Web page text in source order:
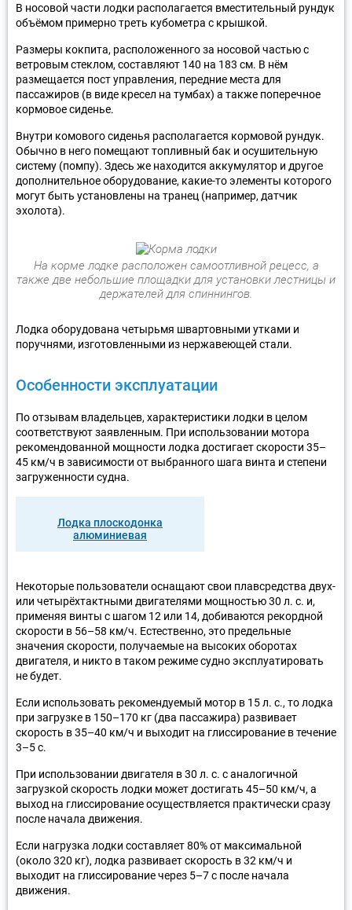
В носовой части лодки располагается вместительный рундук
объёмом примерно треть кубометра с крышкой.
Размеры кокпита, расположенного за носовой частью с
ветровым стеклом, составляют 140 на 183 см. В нём
размещается пост управления, передние места для
пассажиров (в виде кресел на тумбах) а также поперечное
кормовое сиденье.
Внутри комового сиденья располагается кормовой рундук.
Обычно в него помещают топливный бак и осушительную
систему (помпу). Здесь же находится аккумулятор и другое
дополнительное оборудование, какие-то элементы которого
могут быть установлены на транец (например, датчик
эхолота).
На корме лодке расположен самоотливной рецесс, а
также две небольшие площадки для установки лестницы и
держателей для спиннингов.
Лодка оборудована четырьмя швартовными утками и
поручнями, изготовленными из нержавеющей стали.
Особенности эксплуатации
По отзывам владельцев, характеристики лодки в целом
соответствуют заявленным. При использовании мотора
рекомендованной мощности лодка достигает скорости 35–
45 км/ч в зависимости от выбранного шага винта и степени
загруженности судна.
Лодка плоскодонка
алюминиевая
Некоторые пользователи оснащают свои плавсредства двух-
или четырёхтактными двигателями мощностью 30 л. с. и,
применяя винты с шагом 12 или 14, добиваются рекордной
скорости в 56–58 км/ч. Естественно, это предельные
значения скорости, получаемые на высоких оборотах
двигателя, и никто в таком режиме судно эксплуатировать
не будет.
Если использовать рекомендуемый мотор в 15 л. с., то лодка
при загрузке в 150–170 кг (два пассажира) развивает
скорость в 35–40 км/ч и выходит на глиссирование в течение
3–5 с.
При использовании двигателя в 30 л. с. с аналогичной
загрузкой скорость лодки может достигать 45–50 км/ч, а
выход на глиссирование осуществляется практически сразу
после начала движения.
Если нагрузка лодки составляет 80% от максимальной
(около 320 кг), лодка развивает скорость в 32 км/ч и
выходит на глиссирование через 5–7 с после начала
движения.